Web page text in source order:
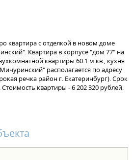
квартира с отделкой в новом доме
Квартира в корпусе "дом 77" на
квартиры 60.1 м.кв., кухня
располагается по адресу
речка район г. Екатеринбург). Срок
квартиры - 6 202 320 рублей.